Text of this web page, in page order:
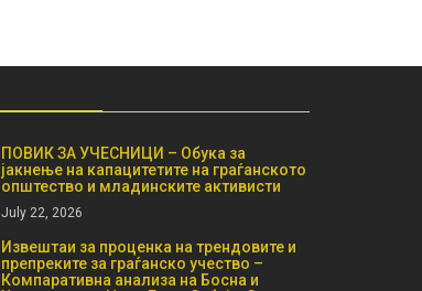
ПОВИК ЗА УЧЕСНИЦИ – Обука за
јакнење на капацитетите на граѓанското
општество и младинските активисти
July 22, 2026
Извештаи за проценка на трендовите и
препреките за граѓанско учество –
Компаративна анализа на Босна и